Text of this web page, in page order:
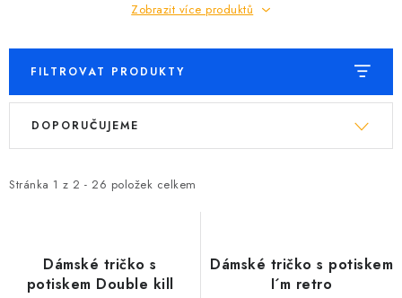
Zobrazit více produktů
FILTROVAT PRODUKTY
V
i
Stránka 1 z 2 - 26 položek celkem
Ř
e
DOPORUČUJEME
Dámské tričko s
potiskem Double kill
Dámské tričko s potiskem
I´m retro